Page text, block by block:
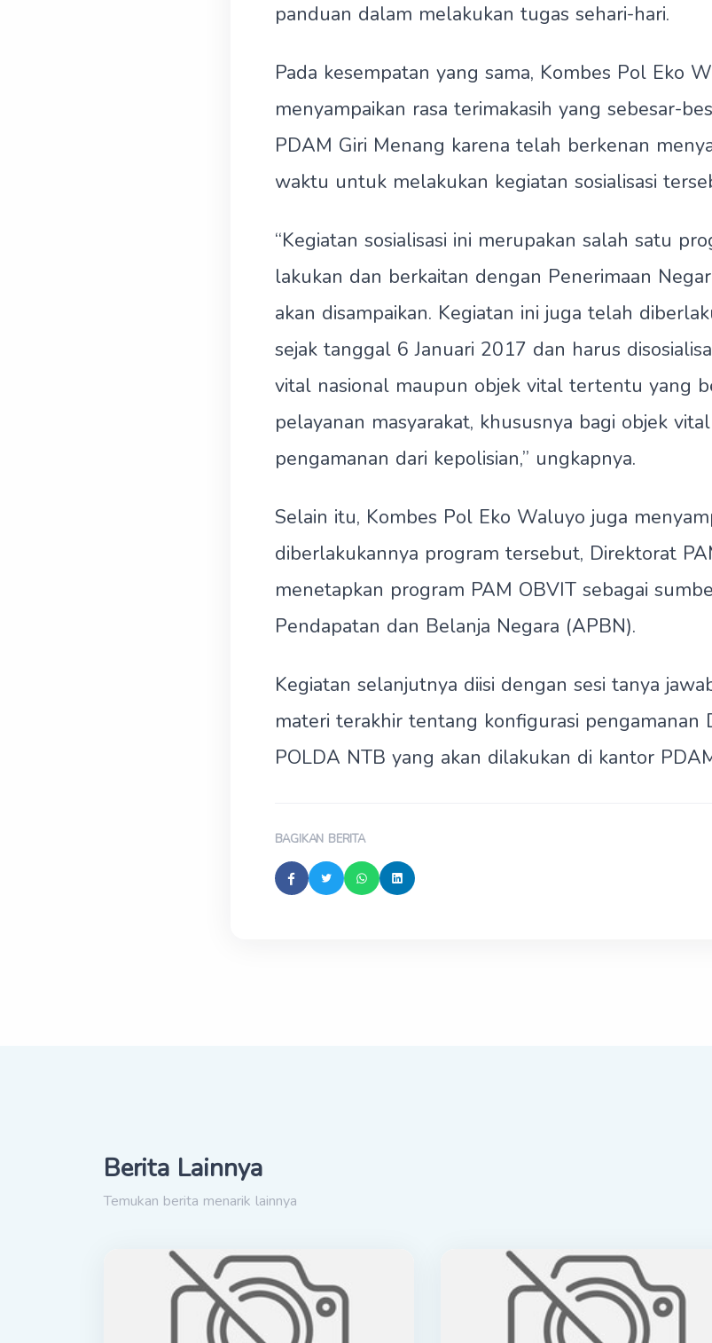
panduan dalam melakukan tugas sehari-hari.
Pada kesempatan yang sama, Kombes Pol Eko
menyampaikan rasa terimakasih yang sebesar-
PDAM Giri Menang karena telah berkenan
waktu untuk melakukan kegiatan sosialisasi
“Kegiatan sosialisasi ini merupakan salah satu
lakukan dan berkaitan dengan Penerimaan
akan disampaikan. Kegiatan ini juga telah
sejak tanggal 6 Januari 2017 dan harus
vital nasional maupun objek vital tertentu yang
pelayanan masyarakat, khususnya bagi objek
pengamanan dari kepolisian,” ungkapnya.
Selain itu, Kombes Pol Eko Waluyo juga
diberlakukannya program tersebut, Direktorat
menetapkan program PAM OBVIT sebagai
Pendapatan dan Belanja Negara (APBN).
Kegiatan selanjutnya diisi dengan sesi tanya
materi terakhir tentang konfigurasi pengamanan
POLDA NTB yang akan dilakukan di kantor
BAGIKAN BERITA
Berita Lainnya
Temukan berita menarik lainnya